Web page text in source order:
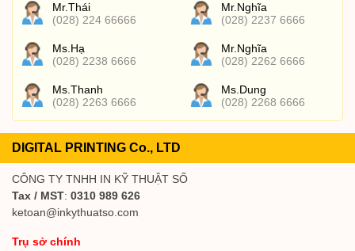
Mr.Thái
(028) 224 66666
Mr.Nghĩa
(028) 2237 6666
Ms.Hạ
(028) 2238 6666
Mr.Nghĩa
(028) 2262 6666
Ms.Thanh
(028) 2263 6666
Ms.Dung
(028) 2268 6666
DIGITAL PRINTING Co., LTD
CÔNG TY TNHH IN KỸ THUẬT SỐ
Tax / MST: 0310 989 626
ketoan@inkythuatso.com
Trụ sở chính